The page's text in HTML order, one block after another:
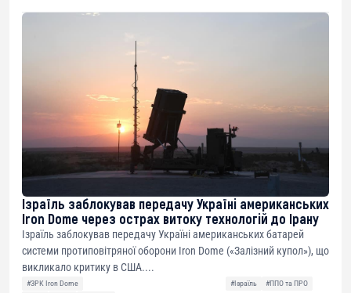
Ізраїль заблокував передачу Україні американських
Iron Dome через острах витоку технологій до Ірану
Ізраїль заблокував передачу Україні американських батарей
системи протиповітряної оборони Iron Dome («Залізний купол»), що
викликало критику в США....
#ЗРК Iron Dome #Ізраїль
#ППО та ПРО